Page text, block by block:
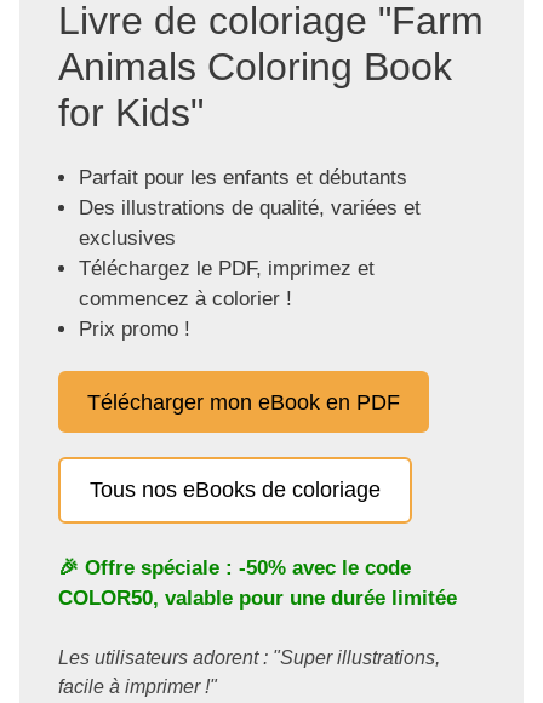
Livre de coloriage "Farm
Animals Coloring Book
for Kids"
Parfait pour les enfants et débutants
Des illustrations de qualité, variées et
exclusives
Téléchargez le PDF, imprimez et
commencez à colorier !
Prix promo !
Télécharger mon eBook en PDF
Tous nos eBooks de coloriage
🎉 Offre spéciale : -50% avec le code
COLOR50, valable pour une durée limitée
Les utilisateurs adorent : "Super illustrations,
facile à imprimer !"